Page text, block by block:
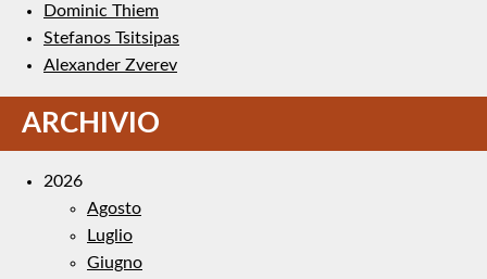
Dominic Thiem
Stefanos Tsitsipas
Alexander Zverev
ARCHIVIO
2026
Agosto
Luglio
Giugno